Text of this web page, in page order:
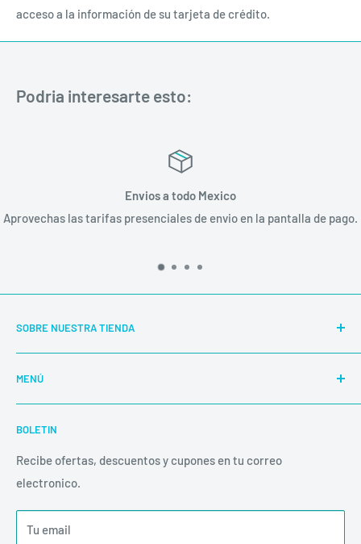
acceso a la información de su tarjeta de crédito.
Podria interesarte esto:
Envios a todo Mexico
Aprovechas las tarifas presenciales de envio en la pantalla de pago.
SOBRE NUESTRA TIENDA
Nuestra E-Shop abierta 24/7 es totalmente automática y
segura.
Las compras de fin de semana o días feriados, son
despachadas al siguiente día hábil.
MENÚ
Buscar
Productos
Políticas
Inicio
Envíos
BOLETIN
Recibe ofertas, descuentos y cupones en tu correo
electronico.
Tu email